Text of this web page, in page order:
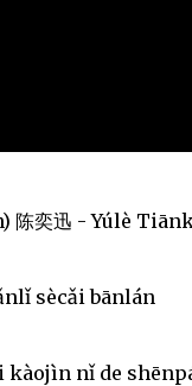
陈奕迅 - Yúlè
sècǎi bānlán
nǐ de